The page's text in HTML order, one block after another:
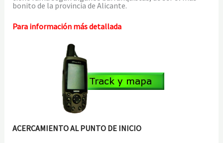
bonito de la provincia de Alicante.
Para información más detallada
ACERCAMIENTO AL PUNTO DE INICIO